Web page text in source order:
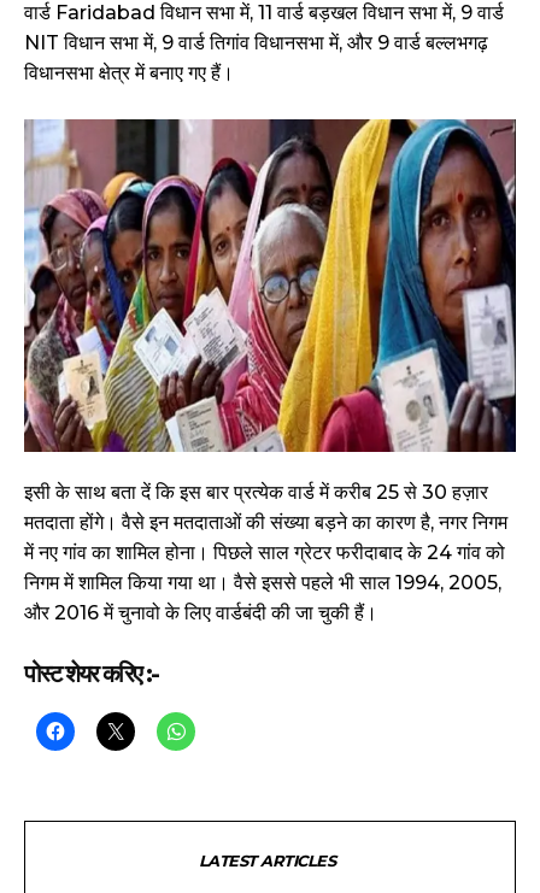
वार्ड Faridabad विधान सभा में, 11 वार्ड बड़खल विधान सभा में, 9 वार्ड
NIT विधान सभा में, 9 वार्ड तिगांव विधानसभा में, और 9 वार्ड बल्लभगढ़
विधानसभा क्षेत्र में बनाए गए हैं।
इसी के साथ बता दें कि इस बार प्रत्येक वार्ड में करीब 25 से 30 हज़ार
मतदाता होंगे। वैसे इन मतदाताओं की संख्या बड़ने का कारण है, नगर निगम
में नए गांव का शामिल होना। पिछले साल ग्रेटर फरीदाबाद के 24 गांव को
निगम में शामिल किया गया था। वैसे इससे पहले भी साल 1994, 2005,
और 2016 में चुनावो के लिए वार्डबंदी की जा चुकी हैं।
पोस्ट शेयर करिए :-
LATEST ARTICLES